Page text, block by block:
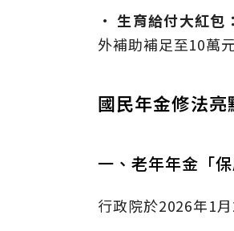
•生育給付大紅包：
外補助補足至10萬
國民年金修法亮
一、老年年金「
行政院於2026年1